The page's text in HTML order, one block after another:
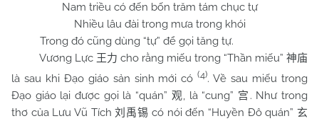
Nam triều có đến bốn trăm tám chục tự
Nhiều lâu đài trong mưa trong khói
Trong đó cũng dùng “tự” để gọi tăng tự.
Vương Lực 王力 cho rằng miếu trong “Thần miếu” 神庙
là sau khi Đạo giáo sản sinh mới có(4). Về sau miếu trong
Đạo giáo lại được gọi là “quán” 观, là “cung” 宫 . Như trong
thơ của Lưu Vũ Tích刘禹锡 có nói đến “Huyền Đô quán” 玄